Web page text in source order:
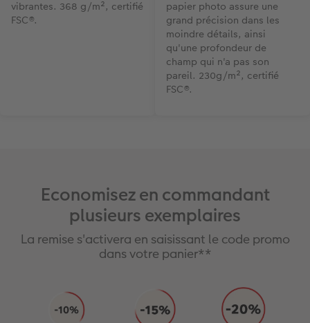
vibrantes. 368 g/m², certifié
FSC®.
papier photo assure une
grand précision dans les
moindre détails, ainsi
qu'une profondeur de
champ qui n'a pas son
pareil. 230g/m², certifié
FSC®.
Economisez en commandant
plusieurs exemplaires
La remise s'activera en saisissant le code promo
dans votre panier**